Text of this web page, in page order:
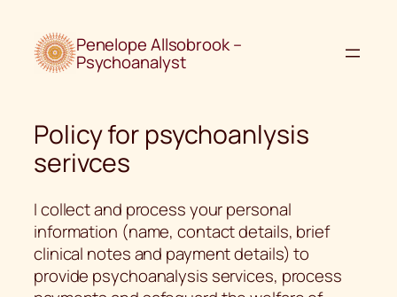
content
Penelope Allsobrook –
Psychoanalyst
Policy for psychoanlysis
serivces
I collect and process your personal
information (name, contact details, brief
clinical notes and payment details) to
provide psychoanalysis services, process